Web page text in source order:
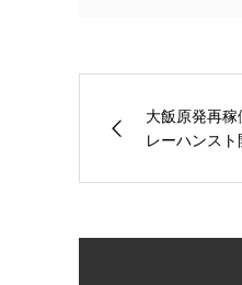
大飯原発再
レーハンスト